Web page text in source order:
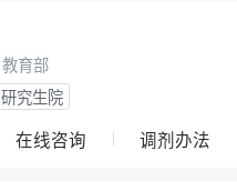
教育部
研究生院
在线咨询 调剂办法